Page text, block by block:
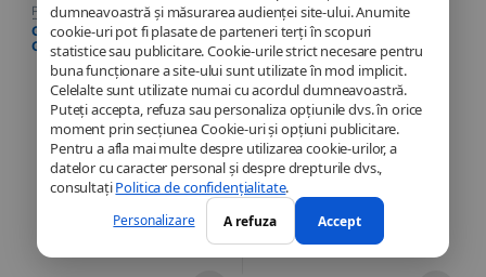
dumneavoastră și măsurarea audienței site-ului. Anumite
cookie-uri pot fi plasate de parteneri terți în scopuri
statistice sau publicitare. Cookie-urile strict necesare pentru
buna funcționare a site-ului sunt utilizate în mod implicit.
Celelalte sunt utilizate numai cu acordul dumneavoastră.
Puteți accepta, refuza sau personaliza opțiunile dvs. în orice
moment prin secțiunea Cookie-uri și opțiuni publicitare.
Pentru a afla mai multe despre utilizarea cookie-urilor, a
datelor cu caracter personal și despre drepturile dvs.,
consultațiPolitica de confidențialitate.
Personalizare A refuza Accept
Placă video,Componente pentru
PC Informatică
Gigabyte GeForce RTX™ 5080
GAMING OC 16G
Placă video,Componente pentru
, Informatică
Gigabyte GeForce RTX™ 5070
Ti GAMING OC 16G